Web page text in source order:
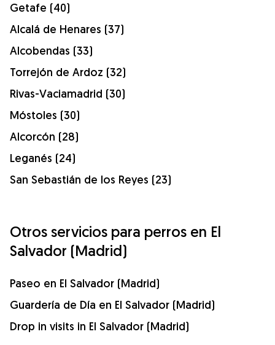
Getafe (40)
Alcalá de Henares (37)
Alcobendas (33)
Torrejón de Ardoz (32)
Rivas-Vaciamadrid (30)
Móstoles (30)
Alcorcón (28)
Leganés (24)
San Sebastián de los Reyes (23)
Otros servicios para perros en El
Salvador (Madrid)
Paseo en El Salvador (Madrid)
Guardería de Día en El Salvador (Madrid)
Drop in visits in El Salvador (Madrid)